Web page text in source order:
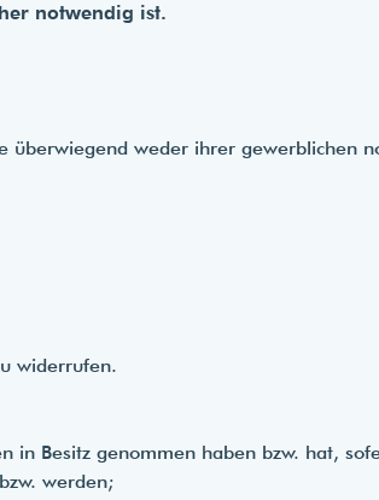
notwendig ist.
überwiegend weder ihrer gewerblichen
widerrufen.
Besitz genommen haben bzw. hat,
werden;